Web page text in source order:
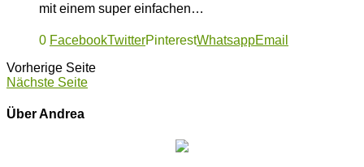
mit einem super einfachen…
0 FacebookTwitterPinterestWhatsappEmail
Vorherige Seite
Nächste Seite
Über Andrea